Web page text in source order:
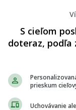
častice
sústavy,
tieto skupiny
vetranie.
kritickej
S cieľom
doteraz, podľa
prieskum
Uchovávanie